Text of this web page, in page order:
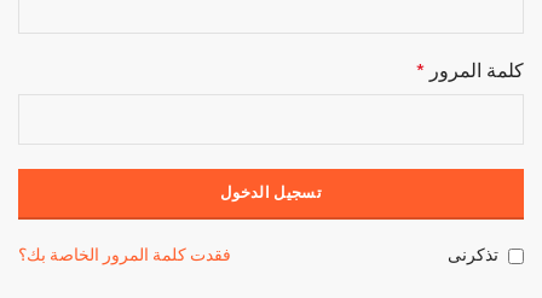
كلمة المرور*
تسجيل الدخول
فقدت كلمة المرور الخاصة بك؟ تذكرنى